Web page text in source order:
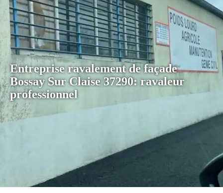
Entreprise ravalement de façade
Bossay Sur Claise 37290: ravaleur
professionnel